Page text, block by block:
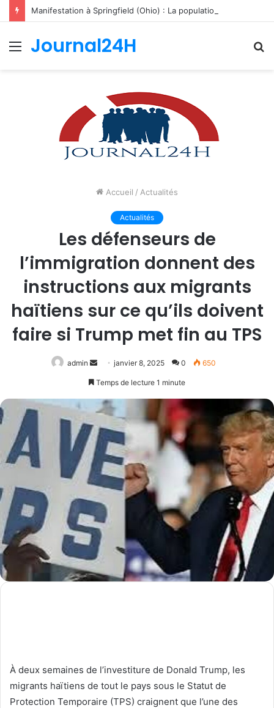
Menu
Journal24H
Accueil / Actualités
Actualités
Les défenseurs de
l’immigration donnent des
instructions aux migrants
haïtiens sur ce qu’ils doivent
faire si Trump met fin au TPS
admin
Envoyerjanvier 8, 2025 0 650
Temps de lecture 1 minute
À deux semaines de l’investiture de Donald Trump, les
migrants haïtiens de tout le pays sous le Statut de
Protection Temporaire (TPS) craignent que l’une des